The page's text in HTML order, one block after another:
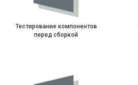
Тестирование компонентов
перед сборкой